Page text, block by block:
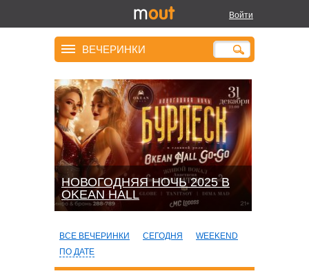
Войти
ВЕЧЕРИНКИ
НОВОГОДНЯЯ НОЧЬ 2025 В
OKEАN HALL
ВСЕ ВЕЧЕРИНКИ СЕГОДНЯ
WEEKEND
ПО ДАТЕ